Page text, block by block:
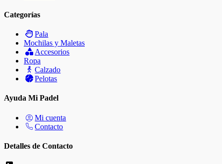
Categorías
Pala
Mochilas y Maletas
Accesorios
Ropa
Calzado
Pelotas
Ayuda Mi Padel
Mi cuenta
Contacto
Detalles de Contacto